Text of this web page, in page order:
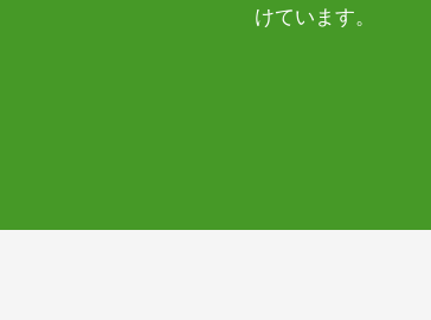
けています。